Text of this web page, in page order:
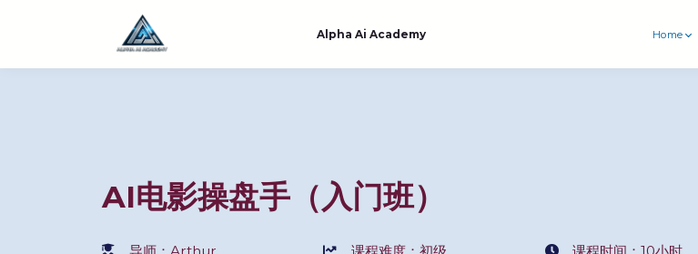
Alpha Ai Academy Home
AI电影操盘手（入门班）